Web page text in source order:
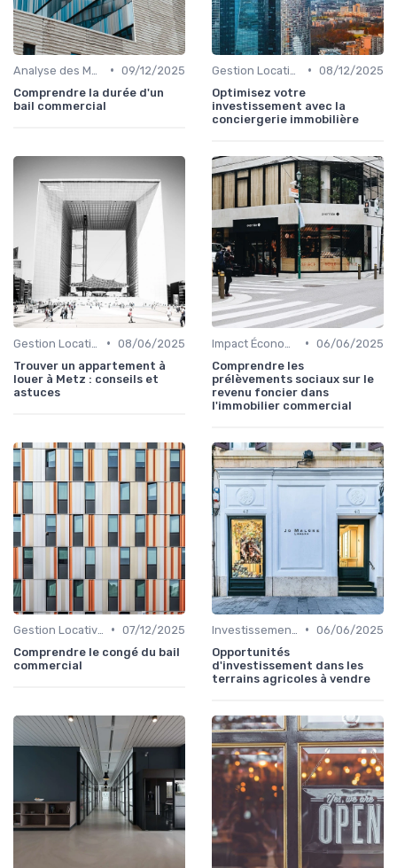
• 09/12/2025
Comprendre la durée d'un
bail commercial
• 08/12/2025
Optimisez votre
investissement avec la
conciergerie immobilière
• 08/06/2025
Trouver un appartement à
louer à Metz : conseils et
astuces
• 06/06/2025
Comprendre les
prélèvements sociaux sur le
revenu foncier dans
l'immobilier commercial
• 07/12/2025
Comprendre le congé du bail
commercial
• 06/06/2025
Opportunités
d'investissement dans les
terrains agricoles à vendre